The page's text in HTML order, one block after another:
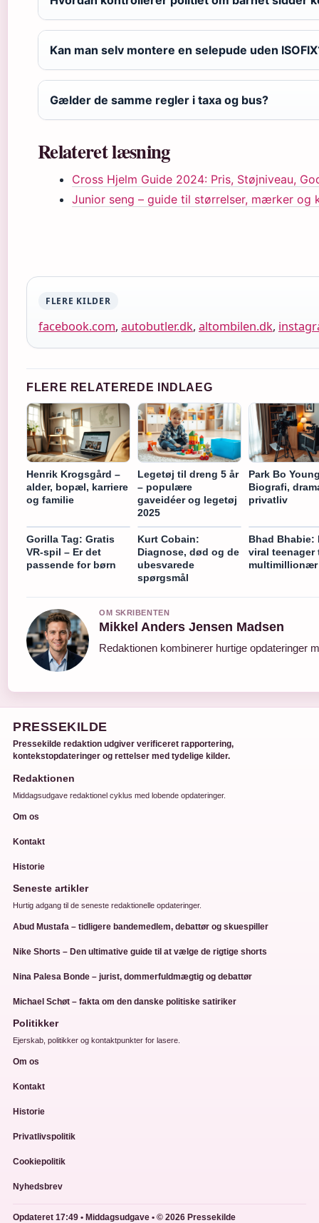
Kan man selv montere en selepude uden
Gælder de samme regler i taxa og bus?
Relateret læsning
Cross Hjelm Guide 2024: Pris, Støjniveau,
Junior seng – guide til størrelser, mærker og
FLERE KILDER
facebook.com, autobutler.dk, altombilen.dk,
FLERE RELATEREDE INDLAEG
Henrik Krogsgård –
alder, bopæl, karriere
og familie
Legetøj til dreng 5 år
– populære
gaveidéer og legetøj
2025
Park Bo
Biografi,
privatliv
Gorilla Tag: Gratis
VR-spil – Er det
passende for børn
Kurt Cobain:
Diagnose, død og de
ubesvarede
spørgsmål
Bhad Bhabie:
viral teenager
multimillionær
OM SKRIBENTEN
Mikkel Anders Jensen Madsen
Redaktionen kombinerer hurtige opdateringer
PRESSEKILDE
Pressekilde redaktion udgiver verificeret rapportering,
kontekstopdateringer og rettelser med tydelige kilder.
Redaktionen
Middagsudgave redaktionel cyklus med lobende opdateringer.
Om os
Kontakt
Historie
Seneste artikler
Hurtig adgang til de seneste redaktionelle opdateringer.
Abud Mustafa – tidligere bandemedlem, debattør og skuespiller
Nike Shorts – Den ultimative guide til at vælge de rigtige shorts
Nina Palesa Bonde – jurist, dommerfuldmægtig og debattør
Michael Schøt – fakta om den danske politiske satiriker
Politikker
Ejerskab, politikker og kontaktpunkter for lasere.
Om os
Kontakt
Historie
Privatlivspolitik
Cookiepolitik
Nyhedsbrev
Opdateret 17:49 • Middagsudgave • © 2026 Pressekilde